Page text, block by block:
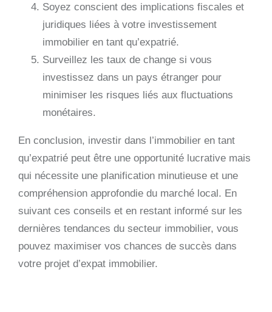
Soyez conscient des implications fiscales et
juridiques liées à votre investissement
immobilier en tant qu’expatrié.
Surveillez les taux de change si vous
investissez dans un pays étranger pour
minimiser les risques liés aux fluctuations
monétaires.
En conclusion, investir dans l’immobilier en tant
qu’expatrié peut être une opportunité lucrative mais
qui nécessite une planification minutieuse et une
compréhension approfondie du marché local. En
suivant ces conseils et en restant informé sur les
dernières tendances du secteur immobilier, vous
pouvez maximiser vos chances de succès dans
votre projet d’expat immobilier.